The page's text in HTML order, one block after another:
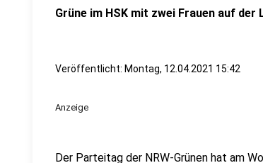
Grüne im HSK mit zwei Frauen auf
Veröffentlicht: Montag, 12.04.2021 15:42
Anzeige
Der Parteitag der NRW-Grünen hat am